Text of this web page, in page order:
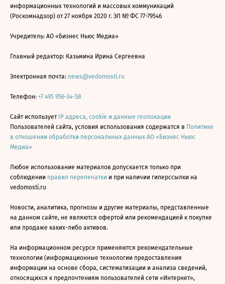
информационных технологий и массовых коммуникаций
(Роскомнадзор) от 27 ноября 2020 г. ЭЛ № ФС 77-79546
Учредитель: АО «Бизнес Ньюс Медиа»
Главный редактор: Казьмина Ирина Сергеевна
Электронная почта: news@vedomosti.ru
Телефон: +7 495 956-34-58
Сайт использует IP адреса, cookie и данные геолокации
Пользователей сайта, условия использования содержатся в Политике
в отношении обработки персональных данных АО «Бизнес Ньюс
Медиа»
Любое использование материалов допускается только при
соблюдении правил перепечатки и при наличии гиперссылки на
vedomosti.ru
Новости, аналитика, прогнозы и другие материалы, представленные
на данном сайте, не являются офертой или рекомендацией к покупке
или продаже каких-либо активов.
На информационном ресурсе применяются рекомендательные
технологии (информационные технологии предоставления
информации на основе сбора, систематизации и анализа сведений,
относящихся к предпочтениям пользователей сети «Интернет»,